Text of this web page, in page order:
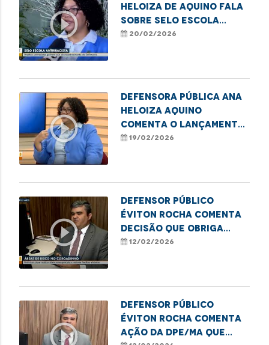
play_circle_outline
Heloiza de Aquino fala
sobre Selo Escola
Antirracista em
20/02/2026
play_circle_outline
Defensora pública Ana
Heloiza Aquino
comenta o lançamento
do Selo Escola
19/02/2026
play_circle_outline
Defensor público
Éviton Rocha comenta
decisão que obriga
obras emergenciais no
12/02/2026
play_circle_outline
Defensor Público
Éviton Rocha comenta
ação da DPE/MA que